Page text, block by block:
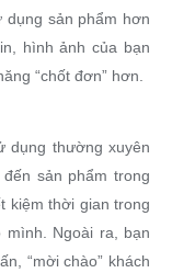
sản phẩm hơn
hình ảnh của bạn
“chốt đơn” hơn.
dụng thường xuyên
sản phẩm trong
kiệm thời gian trong
Ngoài ra, bạn
“mời chào” khách